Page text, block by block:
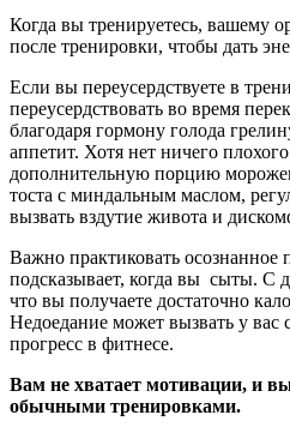
Когда вы тренируетесь, вашему
после тренировки, чтобы дать
Если вы переусердствуете в
переусердствовать во время
благодаря гормону голода
аппетит. Хотя нет ничего
дополнительную порцию
тоста с миндальным маслом,
вызвать вздутие живота и
Важно практиковать осознанное
подсказывает, когда вы сыты. С
что вы получаете достаточно
Недоедание может вызвать у вас
прогресс в фитнесе.
Вам не хватает мотивации, и
обычными тренировками.